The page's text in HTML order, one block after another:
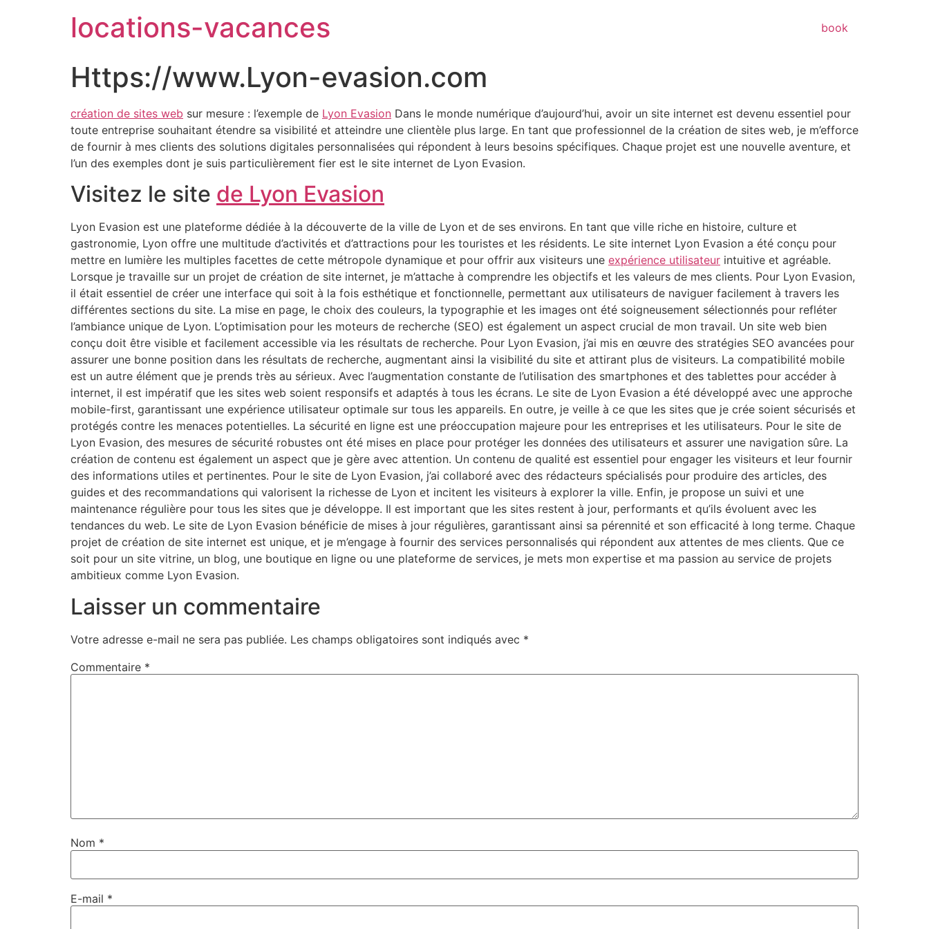
locations-vacances book
Https://www.Lyon-evasion.com
création de sites web sur mesure : l’exemple de Lyon Evasion Dans le monde numérique d’aujourd’hui, avoir un site internet est devenu essentiel pour
toute entreprise souhaitant étendre sa visibilité et atteindre une clientèle plus large. En tant que professionnel de la création de sites web, je m’efforce
de fournir à mes clients des solutions digitales personnalisées qui répondent à leurs besoins spécifiques. Chaque projet est une nouvelle aventure, et
l’un des exemples dont je suis particulièrement fier est le site internet de Lyon Evasion.
Visitez le site de Lyon Evasion
Lyon Evasion est une plateforme dédiée à la découverte de la ville de Lyon et de ses environs. En tant que ville riche en histoire, culture et
gastronomie, Lyon offre une multitude d’activités et d’attractions pour les touristes et les résidents. Le site internet Lyon Evasion a été conçu pour
mettre en lumière les multiples facettes de cette métropole dynamique et pour offrir aux visiteurs une expérience utilisateur intuitive et agréable.
Lorsque je travaille sur un projet de création de site internet, je m’attache à comprendre les objectifs et les valeurs de mes clients. Pour Lyon Evasion,
il était essentiel de créer une interface qui soit à la fois esthétique et fonctionnelle, permettant aux utilisateurs de naviguer facilement à travers les
différentes sections du site. La mise en page, le choix des couleurs, la typographie et les images ont été soigneusement sélectionnés pour refléter
l’ambiance unique de Lyon. L’optimisation pour les moteurs de recherche (SEO) est également un aspect crucial de mon travail. Un site web bien
conçu doit être visible et facilement accessible via les résultats de recherche. Pour Lyon Evasion, j’ai mis en œuvre des stratégies SEO avancées pour
assurer une bonne position dans les résultats de recherche, augmentant ainsi la visibilité du site et attirant plus de visiteurs. La compatibilité mobile
est un autre élément que je prends très au sérieux. Avec l’augmentation constante de l’utilisation des smartphones et des tablettes pour accéder à
internet, il est impératif que les sites web soient responsifs et adaptés à tous les écrans. Le site de Lyon Evasion a été développé avec une approche
mobile-first, garantissant une expérience utilisateur optimale sur tous les appareils. En outre, je veille à ce que les sites que je crée soient sécurisés et
protégés contre les menaces potentielles. La sécurité en ligne est une préoccupation majeure pour les entreprises et les utilisateurs. Pour le site de
Lyon Evasion, des mesures de sécurité robustes ont été mises en place pour protéger les données des utilisateurs et assurer une navigation sûre. La
création de contenu est également un aspect que je gère avec attention. Un contenu de qualité est essentiel pour engager les visiteurs et leur fournir
des informations utiles et pertinentes. Pour le site de Lyon Evasion, j’ai collaboré avec des rédacteurs spécialisés pour produire des articles, des
guides et des recommandations qui valorisent la richesse de Lyon et incitent les visiteurs à explorer la ville. Enfin, je propose un suivi et une
maintenance régulière pour tous les sites que je développe. Il est important que les sites restent à jour, performants et qu’ils évoluent avec les
tendances du web. Le site de Lyon Evasion bénéficie de mises à jour régulières, garantissant ainsi sa pérennité et son efficacité à long terme. Chaque
projet de création de site internet est unique, et je m’engage à fournir des services personnalisés qui répondent aux attentes de mes clients. Que ce
soit pour un site vitrine, un blog, une boutique en ligne ou une plateforme de services, je mets mon expertise et ma passion au service de projets
ambitieux comme Lyon Evasion.
Laisser un commentaire
Votre adresse e-mail ne sera pas publiée. Les champs obligatoires sont indiqués avec *
Commentaire *
Nom *
E-mail *